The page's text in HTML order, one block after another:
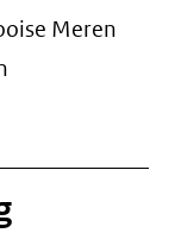
Meren